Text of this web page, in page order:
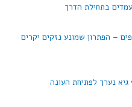
בתחילת הדרך
– הפתרון שמונע נזקים יקרים